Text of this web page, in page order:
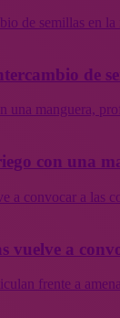
de semillas en
de
una manguera,
con una
a convocar a las
vuelve a
frente a